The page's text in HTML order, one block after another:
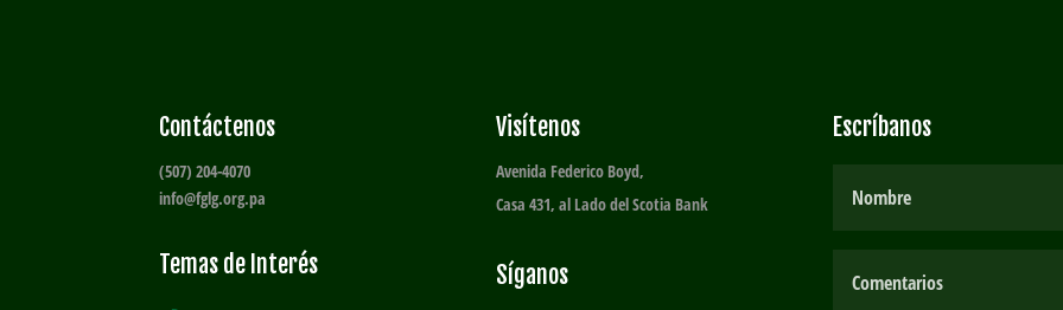
Contáctenos
(507) 204-4070
info@fglg.org.pa
Temas de Interés
Visítenos
Avenida Federico Boyd,
Casa 431, al Lado del Scotia Bank
Síganos
Escríbanos